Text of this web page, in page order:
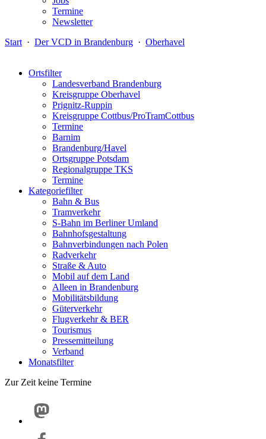
Termine
Newsletter
Start · Der VCD in Brandenburg · Oberhavel
Ortsfilter
Landesverband Brandenburg
Kreisgruppe Oberhavel
Prignitz-Ruppin
Kreisgruppe Cottbus/ProTramCottbus
Termine
Barnim
Brandenburg/Havel
Ortsgruppe Potsdam
Regionalgruppe TKS
Termine
Kategoriefilter
Bahn & Bus
Tramverkehr
S-Bahn im Berliner Umland
Bahnhofsgestaltung
Bahnverbindungen nach Polen
Radverkehr
Straße & Auto
Mobil auf dem Land
Alleen in Brandenburg
Mobilitätsbildung
Güterverkehr
Flugverkehr & BER
Tourismus
Pressemitteilung
Verband
Monatsfilter
Zur Zeit keine Termine